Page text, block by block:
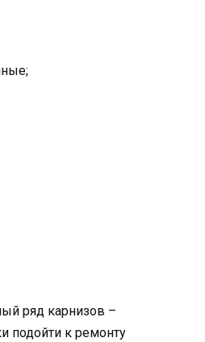
ряд карнизов –
подойти к ремонту